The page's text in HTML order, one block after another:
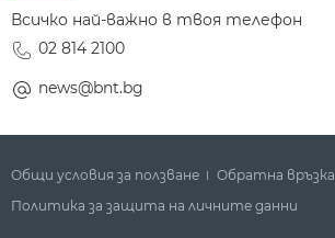
Всичко най-важно в твоя телефон
02 814 2100
news@bnt.bg
Общи условия за ползване Обратна връзка
Политика за защита на личните данни